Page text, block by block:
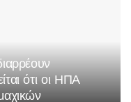
ότι οι ΗΠΑ